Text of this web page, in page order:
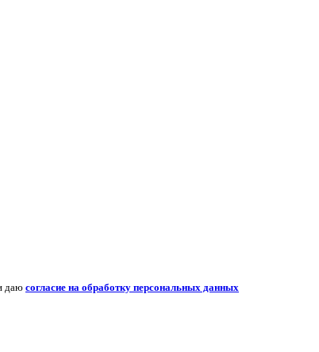
даю согласие на обработку персональных данных